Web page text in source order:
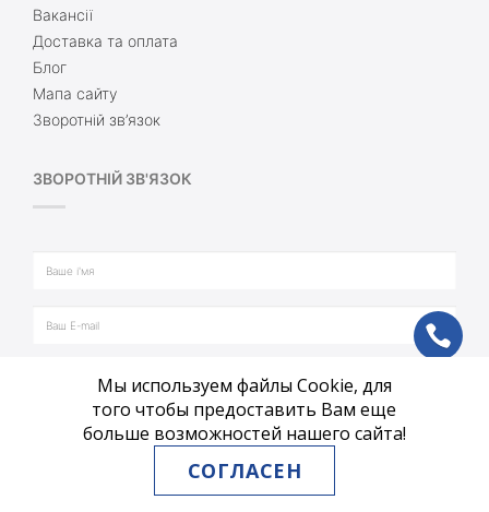
Вакансії
Доставка та оплата
Блог
Мапа сайту
Зворотній зв’язок
ЗВОРОТНІЙ ЗВ'ЯЗОК
ph
Мы используем файлы Cookie, для
того чтобы предоставить Вам еще
больше возможностей нашего сайта!
СОГЛАСЕН